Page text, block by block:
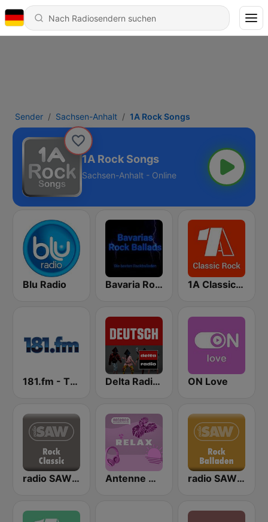
Sender Sachsen-Anhalt 1A Rock Songs
1A Rock Songs
Sachsen-Anhalt - Online
Blu Radio Bavaria Rock Ballads 1A Classic Rock
181.fm - The Mix Delta Radio - Deutsch ON Love
radio SAW - Rock Classic Antenne Niedersachsen Relax radio SAW - Rock Balladen